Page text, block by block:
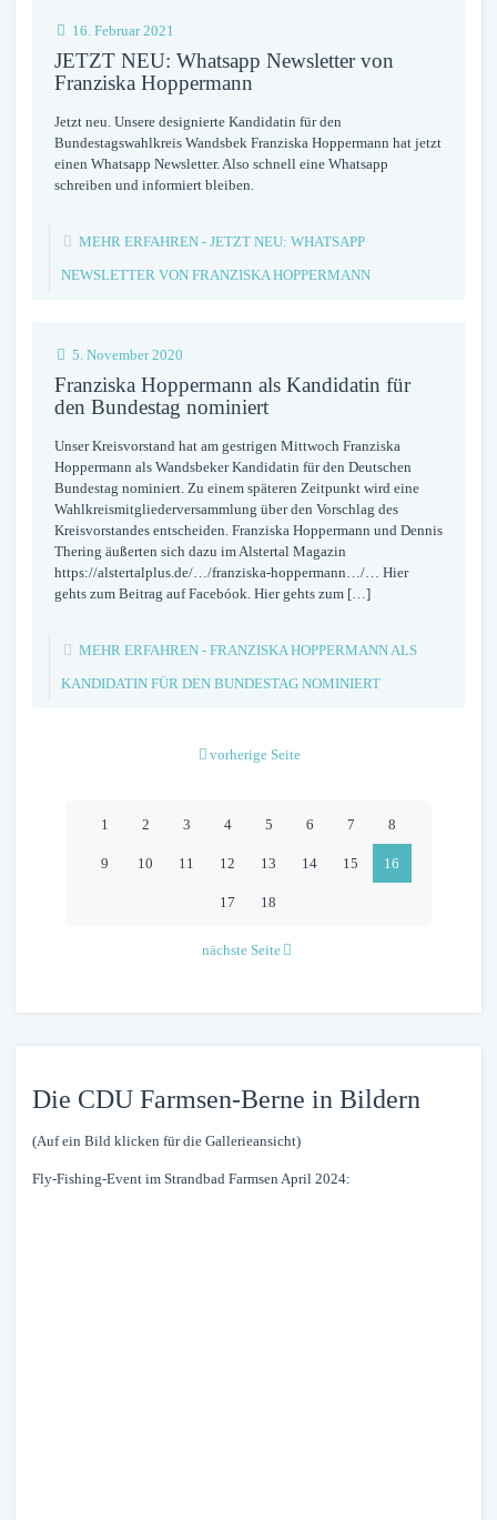
16. Februar 2021
JETZT NEU: Whatsapp Newsletter von
Franziska Hoppermann
Jetzt neu. Unsere designierte Kandidatin für den
Bundestagswahlkreis Wandsbek Franziska Hoppermann hat jetzt
einen Whatsapp Newsletter. Also schnell eine Whatsapp
schreiben und informiert bleiben.
MEHR ERFAHREN- JETZT NEU: WHATSAPP
NEWSLETTER VON FRANZISKA HOPPERMANN
5. November 2020
Franziska Hoppermann als Kandidatin für
den Bundestag nominiert
Unser Kreisvorstand hat am gestrigen Mittwoch Franziska
Hoppermann als Wandsbeker Kandidatin für den Deutschen
Bundestag nominiert. Zu einem späteren Zeitpunkt wird eine
Wahlkreismitgliederversammlung über den Vorschlag des
Kreisvorstandes entscheiden. Franziska Hoppermann und Dennis
Thering äußerten sich dazu im Alstertal Magazin
https://alstertalplus.de/…/franziska-hoppermann…/… Hier
gehts zum Beitrag auf Facebóok. Hier gehts zum[…]
MEHR ERFAHREN- FRANZISKA HOPPERMANN ALS
KANDIDATIN FÜR DEN BUNDESTAG NOMINIERT
vorherige Seite
1 2 3 4 5 6 7 8
9 10 11 12 13 14 15 16
17 18
nächste Seite
Die CDU Farmsen-Berne in Bildern
(Auf ein Bild klicken für die Gallerieansicht)
Fly-Fishing-Event im Strandbad Farmsen April 2024: